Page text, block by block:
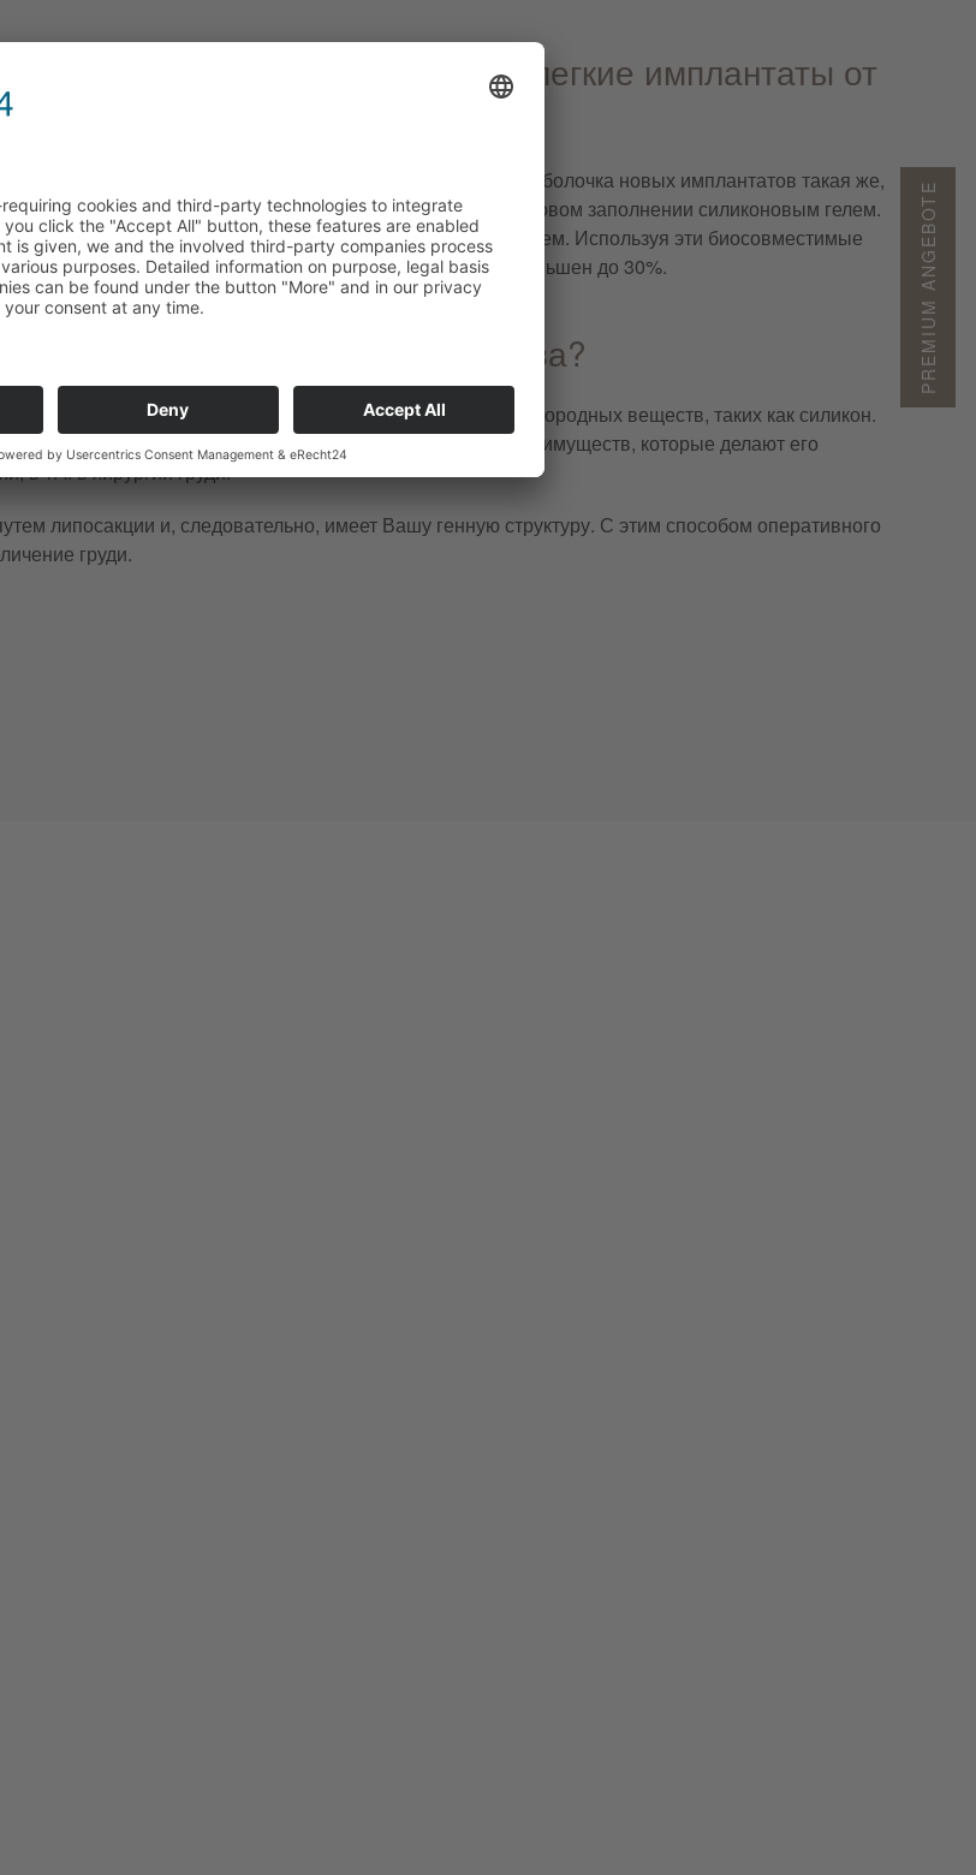
B-Lite — как отличаются легкие имплантаты от
от стандартных силиконовых имплантов. Внешняя оболочка новых имплантатов такая же,
Разница с новыми имплантатами B-lite заключается в новом заполнении силиконовым гелем.
но все же позволяет получить желаемый объем. Используя эти биосовместимые
фактор в желаемом размере груди, может быть уменьшен до 30%.
— естественная альтернатива?
груди. Часто возникают проблемы с использованием инородных веществ, таких как силикон.
альтернативой. Аутологичный жир имеет много преимуществ, которые делают его
в т.ч. в хирургии груди.
липосакции и, следовательно, имеет Вашу генную структуру. С этим способом оперативного
груди.
PREMIUM ANGEBOTE